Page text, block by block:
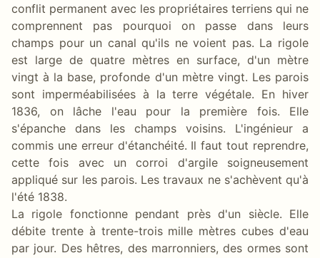
conflit permanent avec les propriétaires terriens qui ne
comprennent pas pourquoi on passe dans leurs
champs pour un canal qu'ils ne voient pas. La rigole
est large de quatre mètres en surface, d'un mètre
vingt à la base, profonde d'un mètre vingt. Les parois
sont imperméabilisées à la terre végétale. En hiver
1836, on lâche l'eau pour la première fois. Elle
s'épanche dans les champs voisins. L'ingénieur a
commis une erreur d'étanchéité. Il faut tout reprendre,
cette fois avec un corroi d'argile soigneusement
appliqué sur les parois. Les travaux ne s'achèvent qu'à
l'été 1838.
La rigole fonctionne pendant près d'un siècle. Elle
débite trente à trente-trois mille mètres cubes d'eau
par jour. Des hêtres, des marronniers, des ormes sont